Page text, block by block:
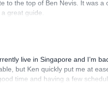
to the top of Ben Nevis. It was
great guide.
live in Singapore and I’m
but Ken quickly put me at
time and having a few
safe and comfortable